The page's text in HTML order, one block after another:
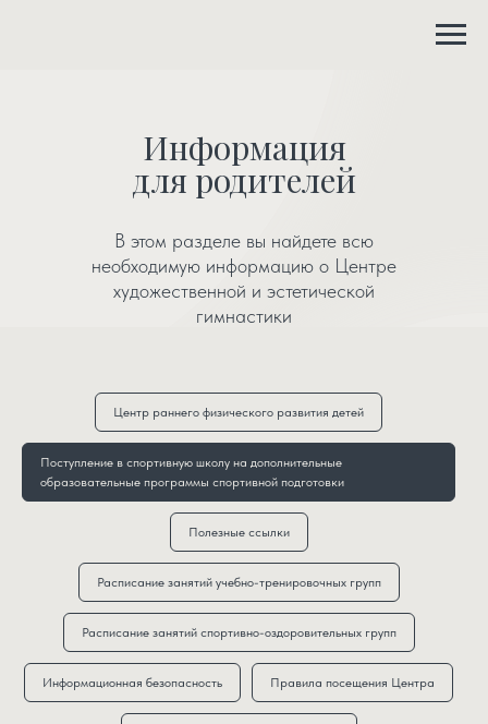
Информация
для родителей
В этом разделе вы найдете всю
необходимую информацию о Центре
художественной и эстетической
гимнастики
Центр раннего физического развития детей
Поступление в спортивную школу на дополнительные
образовательные программы спортивной подготовки
Полезные ссылки
Расписание занятий учебно-тренировочных групп
Расписание занятий спортивно-оздоровительных групп
Информационная безопасность Правила посещения Центра